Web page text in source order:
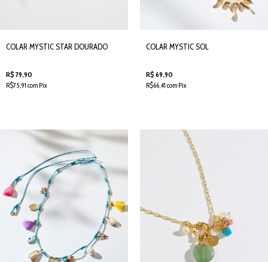
COLAR MYSTIC STAR DOURADO
R$ 79,90
R$75,91 com Pix
COLAR MYSTIC SOL
R$ 69,90
R$66,41 com Pix